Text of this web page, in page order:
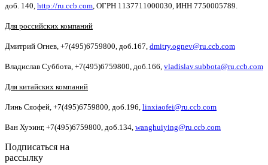
доб. 140, http://ru.ccb.com , ОГРН 1137711000030, ИНН 7750005789.
Для российских компаний
Дмитрий Огнев, +7(495)6759800, доб.167, dmitry.ognev@ru.ccb.com
Владислав Суббота, +7(495)6759800, доб.166, vladislav.subbota@ru.ccb.com
Для китайских компаний
Линь Сяофей, +7(495)6759800, доб.196, linxiaofei@ru.ccb.com
Ван Хуэинг, +7(495)6759800, доб.134, wanghuiying@ru.ccb.com
Подписаться на
рассылку